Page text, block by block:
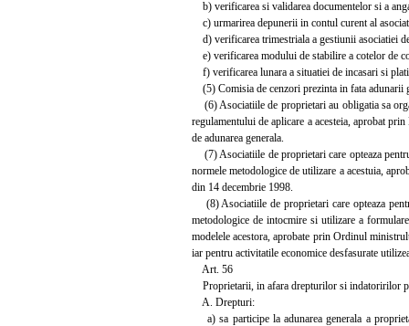
b) verificarea si validarea documentelor si a
c) urmarirea depunerii in contul curent al
d) verificarea trimestriala a gestiunii asociatiei
e) verificarea modului de stabilire a cotelor de
f) verificarea lunara a situatiei de incasari si
(5) Comisia de cenzori prezinta in fata adunarii
(6) Asociatiile de proprietari au obligatia sa
regulamentului de aplicare a acesteia, aprobat
de adunarea generala.
(7) Asociatiile de proprietari care opteaza
normele metodologice de utilizare a acestuia,
din 14 decembrie 1998.
(8) Asociatiile de proprietari care opteaza
metodologice de intocmire si utilizare a
modelele acestora, aprobate prin Ordinul
iar pentru activitatile economice desfasurate
Art. 56
Proprietarii, in afara drepturilor si indatoririlor
A. Drepturi:
a) sa participe la adunarea generala a